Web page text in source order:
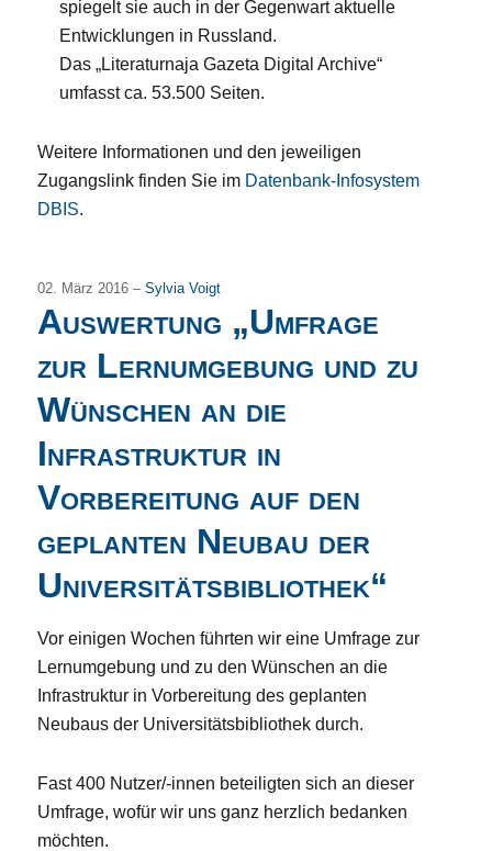
spiegelt sie auch in der Gegenwart aktuelle
Entwicklungen in Russland.
Das „Literaturnaja Gazeta Digital Archive“
umfasst ca. 53.500 Seiten.
Weitere Informationen und den jeweiligen
Zugangslink finden Sie im Datenbank-Infosystem
DBIS.
02. März 2016 –Sylvia Voigt
Auswertung „Umfrage
zur Lernumgebung und zu
Wünschen an die
Infrastruktur in
Vorbereitung auf den
geplanten Neubau der
Universitätsbibliothek“
Vor einigen Wochen führten wir eine Umfrage zur
Lernumgebung und zu den Wünschen an die
Infrastruktur in Vorbereitung des geplanten
Neubaus der Universitätsbibliothek durch.
Fast 400 Nutzer/-innen beteiligten sich an dieser
Umfrage, wofür wir uns ganz herzlich bedanken
möchten.